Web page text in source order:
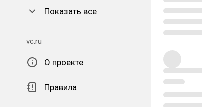
Показать все
vc.ru
О проекте
Правила